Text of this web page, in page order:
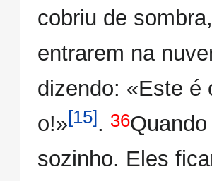
cobriu de
entrarem na
dizendo: «Este é
o!»[15]. 36
sozinho. Eles